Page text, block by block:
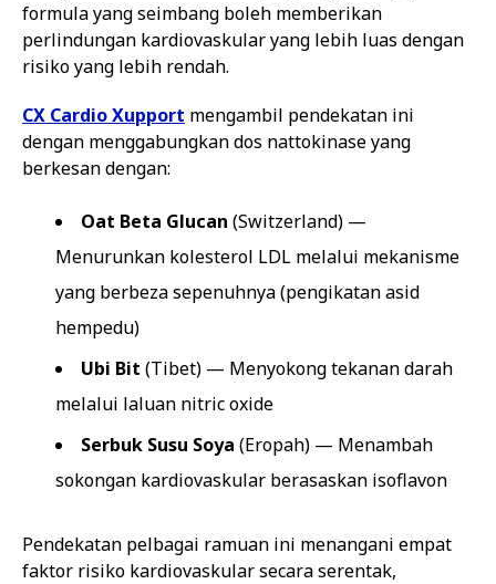
formula yang seimbang boleh memberikan
perlindungan kardiovaskular yang lebih luas dengan
risiko yang lebih rendah.
CX Cardio Xupport mengambil pendekatan ini
dengan menggabungkan dos nattokinase yang
berkesan dengan:
Oat Beta Glucan (Switzerland) —
Menurunkan kolesterol LDL melalui mekanisme
yang berbeza sepenuhnya (pengikatan asid
hempedu)
Ubi Bit (Tibet) — Menyokong tekanan darah
melalui laluan nitric oxide
Serbuk Susu Soya (Eropah) — Menambah
sokongan kardiovaskular berasaskan isoflavon
Pendekatan pelbagai ramuan ini menangani empat
faktor risiko kardiovaskular secara serentak,